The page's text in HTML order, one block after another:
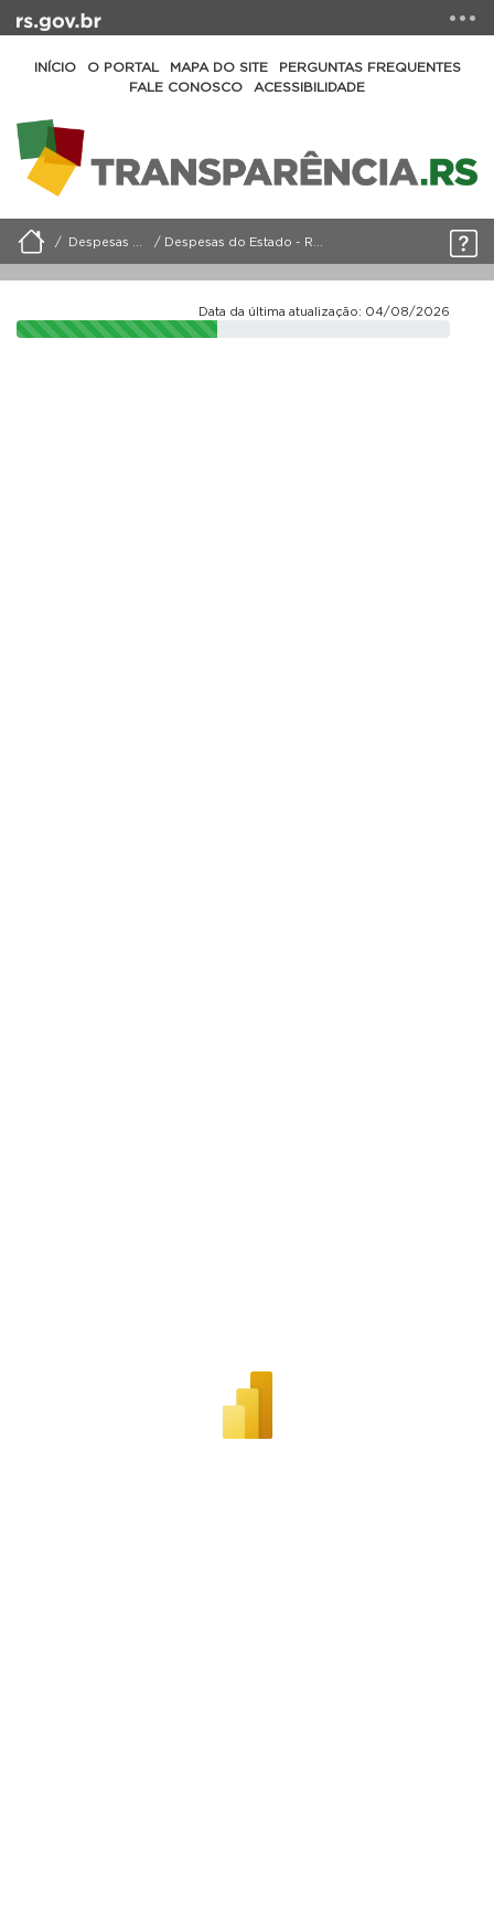
INÍCIO O PORTAL MAPA DO SITE
PERGUNTAS FREQUENTES
FALE CONOSCO
ACESSIBILIDADE
Despesas do Estado Despesas do Estado - Relatório Detalhado
Data da última atualização: 04/08/2026